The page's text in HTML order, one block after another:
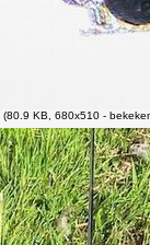
(80.9 KB, 680x510 -